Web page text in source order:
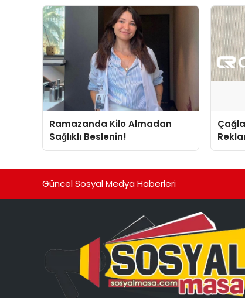
Ramazanda Kilo Almadan
Sağlıklı Beslenin!
Güncel Sosyal Medya Haberleri